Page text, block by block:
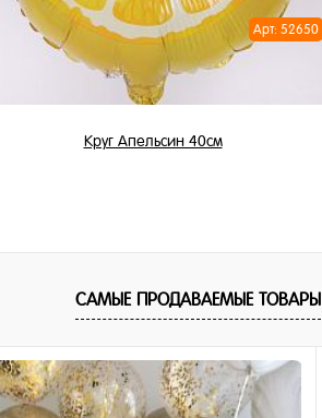
Арт: 52650
Круг Апельсин 40см
В избранное
В наличии
САМЫЕ ПРОДАВАЕМЫЕ ТОВАРЫ